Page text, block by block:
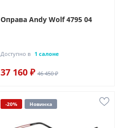
Оправа Andy Wolf 4795 04
Доступно в 1 салоне
37 160 ₽ 46 450 ₽
-20% Новинка